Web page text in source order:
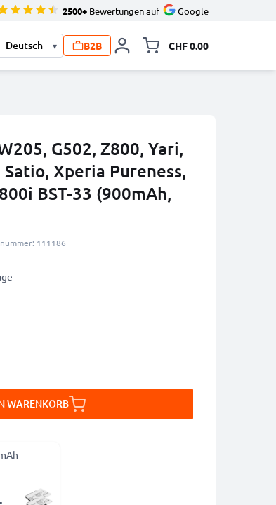
2500+ Bewertungen auf Google
▾ B2B CHF 0.00
G502, Z800, Yari,
Xperia Pureness,
BST-33 (900mAh,
111186
WARENKORB